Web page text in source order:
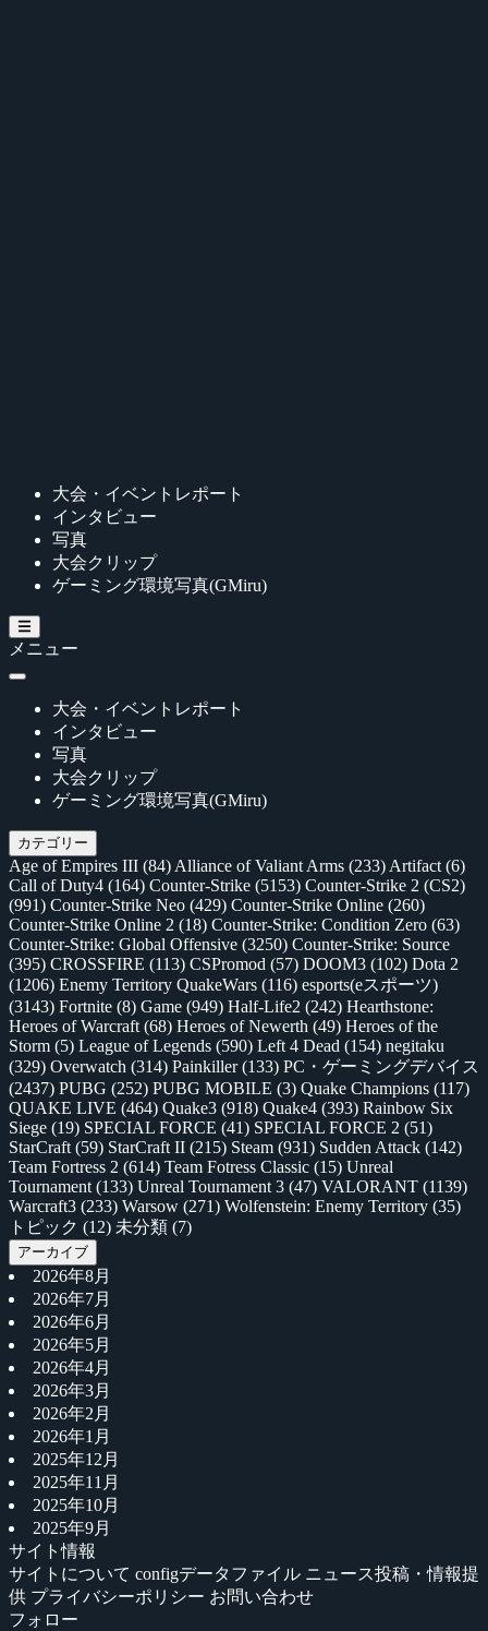
大会・イベントレポート
インタビュー
写真
大会クリップ
ゲーミング環境写真(GMiru)
メニュー
大会・イベントレポート
インタビュー
写真
大会クリップ
ゲーミング環境写真(GMiru)
カテゴリー
Age of Empires III (84) Alliance of Valiant Arms (233) Artifact (6)
Call of Duty4 (164) Counter-Strike (5153) Counter-Strike 2 (CS2)
(991) Counter-Strike Neo (429) Counter-Strike Online (260)
Counter-Strike Online 2 (18) Counter-Strike: Condition Zero (63)
Counter-Strike: Global Offensive (3250) Counter-Strike: Source
(395) CROSSFIRE (113) CSPromod (57) DOOM3 (102) Dota 2
(1206) Enemy Territory QuakeWars (116) esports(eスポーツ)
(3143) Fortnite (8) Game (949) Half-Life2 (242) Hearthstone:
Heroes of Warcraft (68) Heroes of Newerth (49) Heroes of the
Storm (5) League of Legends (590) Left 4 Dead (154) negitaku
(329) Overwatch (314) Painkiller(133) PC・ゲーミングデバイス
(2437) PUBG (252) PUBG MOBILE (3) Quake Champions (117)
QUAKE LIVE (464) Quake3 (918) Quake4 (393) Rainbow Six
Siege (19) SPECIAL FORCE (41) SPECIAL FORCE 2 (51)
StarCraft (59) StarCraft II (215) Steam (931) Sudden Attack (142)
Team Fortress 2 (614) Team Fotress Classic (15) Unreal
Tournament (133) Unreal Tournament 3 (47) VALORANT (1139)
Warcraft3 (233) Warsow (271) Wolfenstein: Enemy Territory (35)
トピック (12) 未分類 (7)
アーカイブ
2026年8月
2026年7月
2026年6月
2026年5月
2026年4月
2026年3月
2026年2月
2026年1月
2025年12月
2025年11月
2025年10月
2025年9月
サイト情報
サイトについて configデータファイル ニュース投稿・情報提
供 プライバシーポリシー お問い合わせ
フォロー